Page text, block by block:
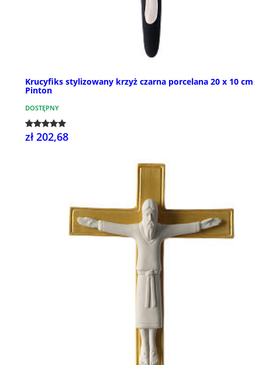
Krucyfiks stylizowany krzyż czarna porcelana 20 x 10 cm
Pinton
DOSTĘPNY
zł 202,68